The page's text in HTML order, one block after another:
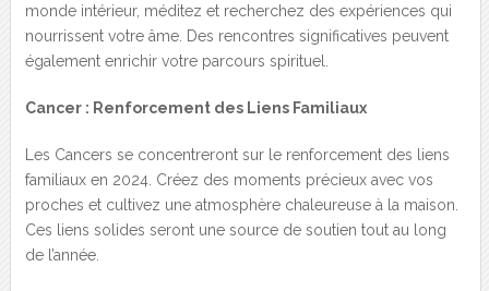
monde intérieur, méditez et recherchez des expériences qui
nourrissent votre âme. Des rencontres significatives peuvent
également enrichir votre parcours spirituel.
Cancer : Renforcement des Liens Familiaux
Les Cancers se concentreront sur le renforcement des liens
familiaux en 2024. Créez des moments précieux avec vos
proches et cultivez une atmosphère chaleureuse à la maison.
Ces liens solides seront une source de soutien tout au long
de l’année.